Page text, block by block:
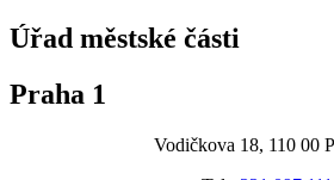
Úřad městské části
Praha 1
Vodičkova 18, 110 00